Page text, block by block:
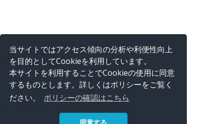
当サイトではアクセス傾向の分析や利便性向上
を目的としてCookieを利用しています。
本サイトを利用することでCookieの使用に同意
するものとします。詳しくはポリシーをご覧く
ださい。
ポリシーの確認はこちら